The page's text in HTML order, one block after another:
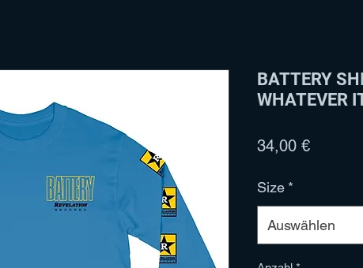
BATTERY
WHATEVER
34,00 €Preis
Size *
Auswählen